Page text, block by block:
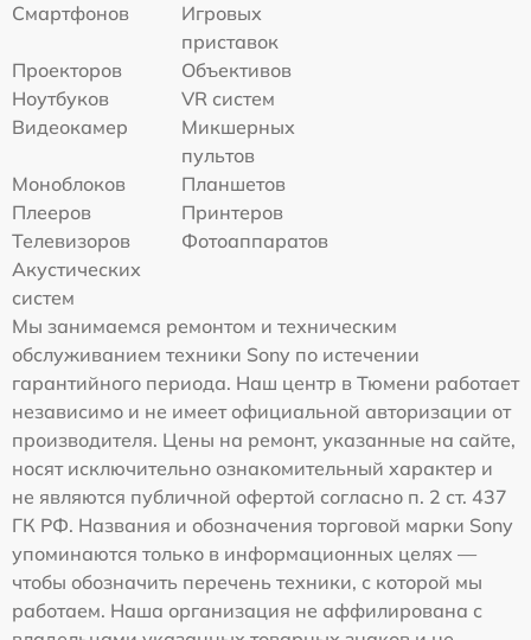
Смартфонов
Игровых
приставок
Проекторов
Объективов
Ноутбуков
VR систем
Видеокамер
Микшерных
пультов
Моноблоков
Планшетов
Плееров
Принтеров
Телевизоров
Фотоаппаратов
Акустических
систем
Мы занимаемся ремонтом и техническим
обслуживанием техники Sony по истечении
гарантийного периода. Наш центр в Тюмени работает
независимо и не имеет официальной авторизации от
производителя. Цены на ремонт, указанные на сайте,
носят исключительно ознакомительный характер и
не являются публичной офертой согласно п. 2 ст. 437
ГК РФ. Названия и обозначения торговой марки Sony
упоминаются только в информационных целях —
чтобы обозначить перечень техники, с которой мы
работаем. Наша организация не аффилирована с